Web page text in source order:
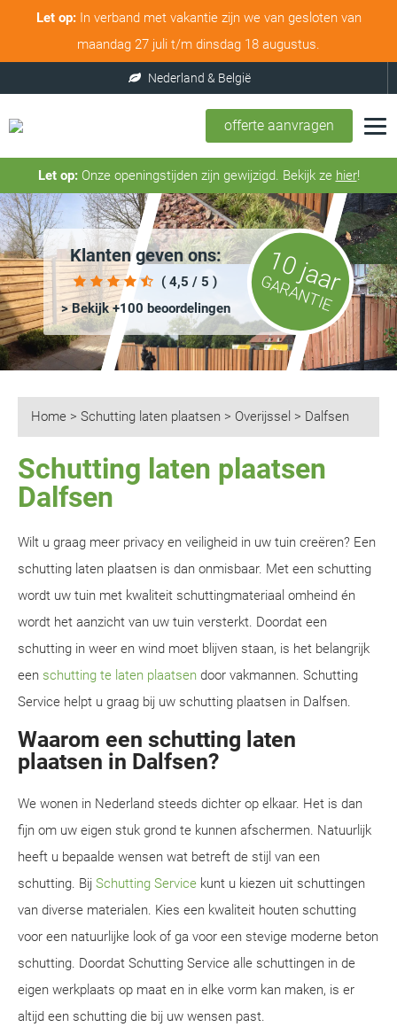
Let op:In verband met vakantie zijn we van gesloten van
maandag 27 juli t/m dinsdag 18 augustus.
offerte aanvragen
Let op:Onze openingstijden zijn gewijzigd. Bekijk ze hier!
Klanten geven ons:
( 4,5 / 5 )
> Bekijk +100 beoordelingen
10 jaar
GARANTIE
Home > Schutting laten plaatsen > Overijssel > Dalfsen
Schutting laten plaatsen
Dalfsen
Wilt u graag meer privacy en veiligheid in uw tuin creëren? Een
schutting laten plaatsen is dan onmisbaar. Met een schutting
wordt uw tuin met kwaliteit schuttingmateriaal omheind én
wordt het aanzicht van uw tuin versterkt. Doordat een
schutting in weer en wind moet blijven staan, is het belangrijk
een schutting te laten plaatsen door vakmannen. Schutting
Service helpt u graag bij uw schutting plaatsen in Dalfsen.
Waarom een schutting laten
plaatsen in Dalfsen?
We wonen in Nederland steeds dichter op elkaar. Het is dan
fijn om uw eigen stuk grond te kunnen afschermen. Natuurlijk
heeft u bepaalde wensen wat betreft de stijl van een
schutting. Bij Schutting Service kunt u kiezen uit schuttingen
van diverse materialen. Kies een kwaliteit houten schutting
voor een natuurlijke look of ga voor een stevige moderne beton
schutting. Doordat Schutting Service alle schuttingen in de
eigen werkplaats op maat en in elke vorm kan maken, is er
altijd een schutting die bij uw wensen past.